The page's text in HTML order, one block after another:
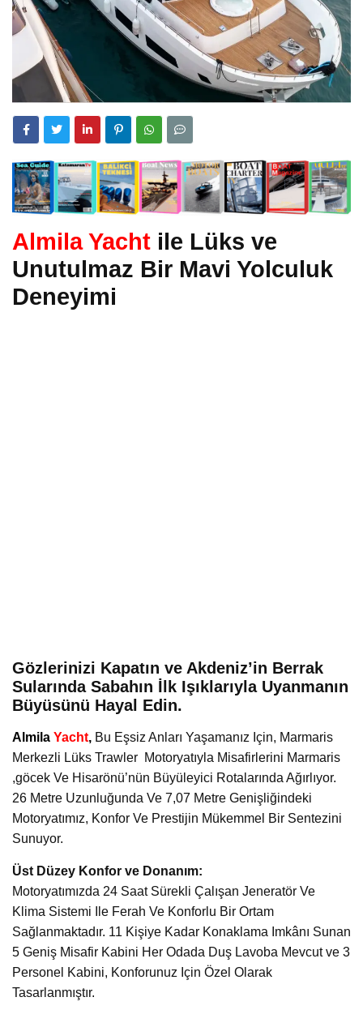
Almila Yacht ile Lüks ve
Unutulmaz Bir Mavi Yolculuk
Deneyimi
Gözlerinizi Kapatın ve Akdeniz’in Berrak
Sularında Sabahın İlk Işıklarıyla Uyanmanın
Büyüsünü Hayal Edin.
Almila Yacht, Bu Eşsiz Anları Yaşamanız Için, Marmaris
Merkezli Lüks Trawler Motoryatıyla Misafirlerini Marmaris
,göcek Ve Hisarönü’nün Büyüleyici Rotalarında Ağırlıyor.
26 Metre Uzunluğunda Ve 7,07 Metre Genişliğindeki
Motoryatımız, Konfor Ve Prestijin Mükemmel Bir Sentezini
Sunuyor.
Üst Düzey Konfor ve Donanım:
Motoryatımızda 24 Saat Sürekli Çalışan Jeneratör Ve
Klima Sistemi Ile Ferah Ve Konforlu Bir Ortam
Sağlanmaktadır. 11 Kişiye Kadar Konaklama Imkânı Sunan
5 Geniş Misafir Kabini Her Odada Duş Lavoba Mevcut ve 3
Personel Kabini, Konforunuz Için Özel Olarak
Tasarlanmıştır.